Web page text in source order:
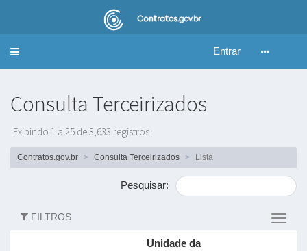
Alternar
Entrar
Consulta Terceirizados
Exibindo 1 a 25 de 3,633 registros
Contratos.gov.br Consulta Terceirizados Lista
Pesquisar:
filtros
FILTROS
Unidade da